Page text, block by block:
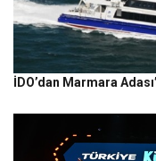
İDO’dan Marmara